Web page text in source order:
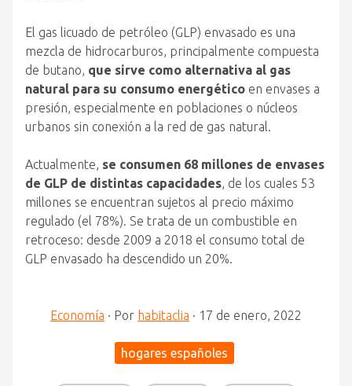
El gas licuado de petróleo (GLP) envasado es una
mezcla de hidrocarburos, principalmente compuesta
de butano, que sirve como alternativa al gas
natural para su consumo energético en envases a
presión, especialmente en poblaciones o núcleos
urbanos sin conexión a la red de gas natural.
Actualmente, se consumen 68 millones de envases
de GLP de distintas capacidades, de los cuales 53
millones se encuentran sujetos al precio máximo
regulado (el 78%). Se trata de un combustible en
retroceso: desde 2009 a 2018 el consumo total de
GLP envasado ha descendido un 20%.
Economía · Por habitaclia · 17 de enero, 2022
hogares españoles